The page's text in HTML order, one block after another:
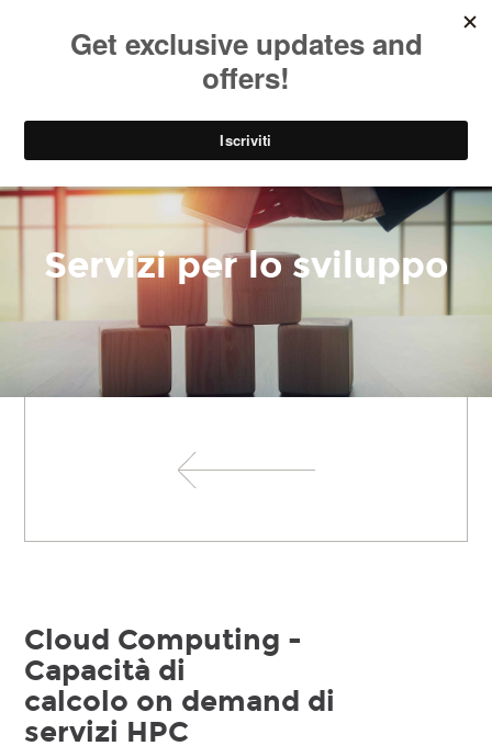
EN
Servizi per lo sviluppo
Cloud Computing -
Capacità di
calcolo on demand di
servizi HPC